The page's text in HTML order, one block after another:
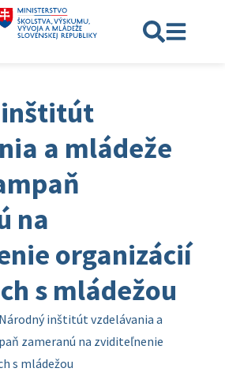
inštitút
a mládeže
na
organizácií
s mládežou
Národný inštitút vzdelávania a
zameranú na zviditeľnenie
s mládežou